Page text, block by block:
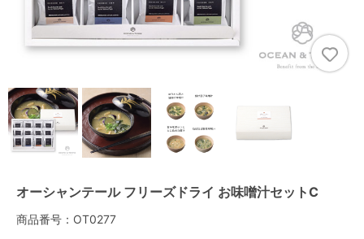
オーシャンテール フリーズドライ お味噌汁セットC
商品番号：OT0277